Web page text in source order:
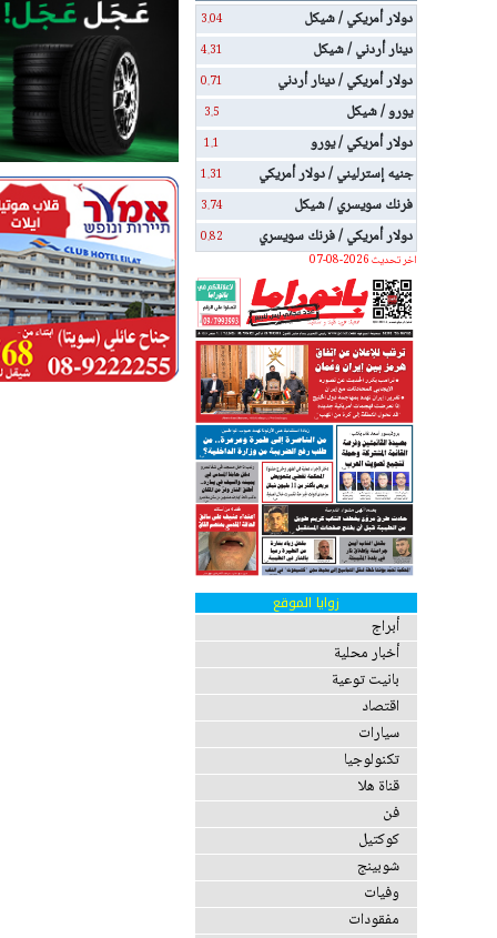
دولار أمريكي / شيكل
3.04
دينار أردني / شيكل 4.31
دولار أمريكي / دينار أردني 0.71
يورو / شيكل 3.5
دولار أمريكي / يورو 1.1
جنيه إسترليني / دولار أمريكي 1.31
فرنك سويسري / شيكل 3.74
دولار أمريكي / فرنك سويسري
0.82
اخر تحديث 2026-08-07
زوايا الموقع
أبراج
أخبار محلية
بانيت توعية
اقتصاد
سيارات
تكنولوجيا
قناة هلا
فن
كوكتيل
شوبينج
وفيات
مفقودات